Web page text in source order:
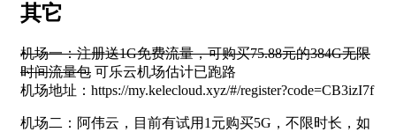
其它
机场一：注册送1G免费流量，可购买75.88元的384G无限
时间流量包 可乐云机场估计已跑路
机场地址：https://my.kelecloud.xyz/#/register?code=CB3izI7f
机场二：阿伟云，目前有试用1元购买5G，不限时长，如